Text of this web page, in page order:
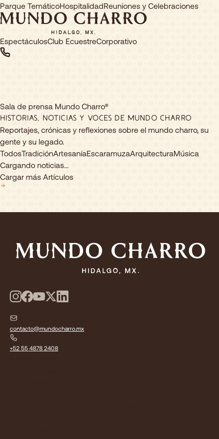
Parque TemáticoHospitalidadReuniones y Celebraciones
EspectáculosClub EcuestreCorporativo
Sala de prensa Mundo Charro®
Historias, noticias y voces de Mundo Charro
Reportajes, crónicas y reflexiones sobre el mundo charro, su
gente y su legado.
TodosTradiciónArtesaníaEscaramuzaArquitecturaMúsica
Cargando noticias...
Cargar más Artículos
contacto@mundocharro.mx
+52 55 4878 2408